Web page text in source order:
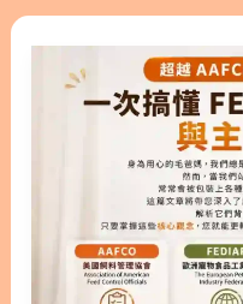
式。只要依照貓咪的
活中為牠們的健康打
健領域全解析 挑選貓
最需要加強的健康領
需求，為您整理挑選
照護 腎臟與泌尿道問
足的水分攝取是維持
求，通常建議選擇磷
以減少身體的代謝負擔
我們也會針對不同年
挑選建議，幫助您輕
版本閱讀>>
https://
隱藏/顯示內容目錄 內
主食罐？與副食罐有
食核心 3. 挑選優質貓
標一：符合國際營養
質為主 3.3. 指標三：
AAFCO